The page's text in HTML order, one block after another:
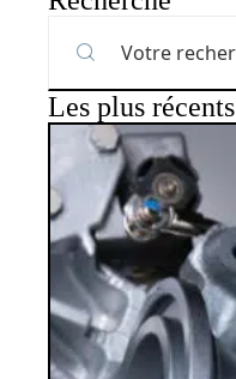
Les plus récents